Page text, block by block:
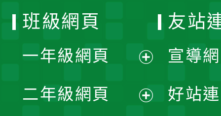
班級網頁
一年級網頁
開
二年級網頁
友站
宣導
好站